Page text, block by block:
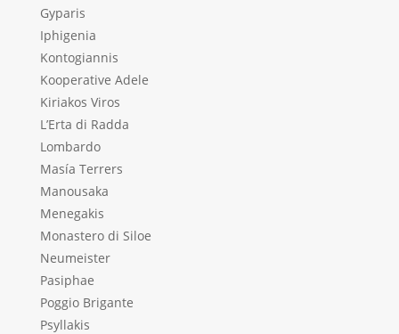
Gyparis
Iphigenia
Kontogiannis
Kooperative Adele
Kiriakos Viros
L’Erta di Radda
Lombardo
Masía Terrers
Manousaka
Menegakis
Monastero di Siloe
Neumeister
Pasiphae
Poggio Brigante
Psyllakis